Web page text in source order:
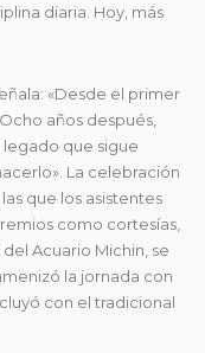
diaria. Hoy, más
«Desde el primer
años después,
legado que sigue
La celebración
que los asistentes
como cortesías,
Acuario Michin, se
la jornada con
con el tradicional